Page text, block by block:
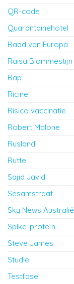
QR-code
Quarantainehotel
Raad van Europa
Raisa Blommestijn
Rap
Ricine
Risico vaccinatie
Robert Malone
Rusland
Rutte
Sajid Javid
Sesamstraat
Sky News Australië
Spike-proteïn
Steve James
Studie
Testfase